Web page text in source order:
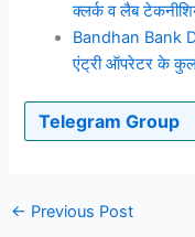
क्लर्क व लैब
Bandhan Bank
एंट्री ऑपरेटर के
Telegram Group
← Previous Post